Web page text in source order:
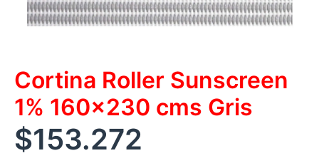
Cortina Roller Sunscreen
1% 160×230 cms Gris
$153.272